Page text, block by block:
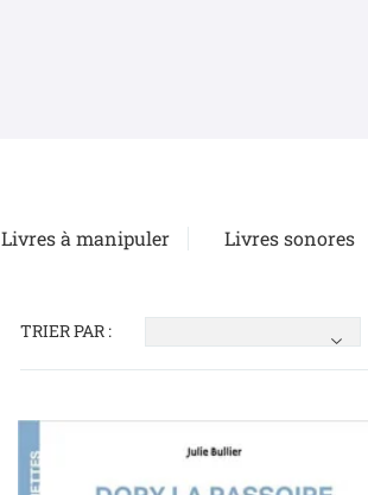
Livres à manipuler Livres sonores
TRIER PAR :